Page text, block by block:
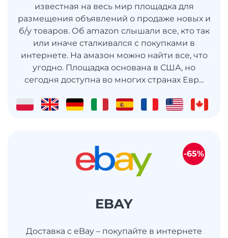
известная на весь мир площадка для
размещения объявлений о продаже новых и
б/у товаров. Об amazon слышали все, кто так
или иначе сталкивался с покупками в
интернете. На амазон можно найти все, что
угодно. Площадка основана в США, но
сегодня доступна во многих странах Евр...
EBAY
Доставка с eBay – покупайте в интернете
-65%